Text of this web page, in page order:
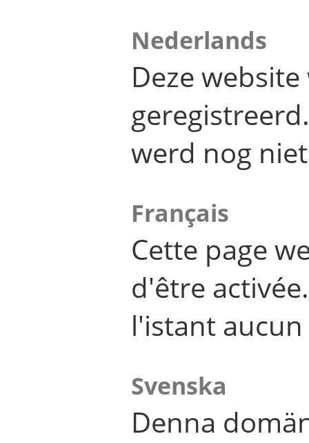
Nederlands
Deze
werd nog
Français
Cette page
d'être
l'istant
Svenska
Denna